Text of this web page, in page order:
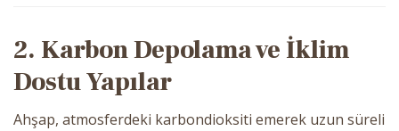
2. Karbon Depolama ve İklim
Dostu Yapılar
Ahşap, atmosferdeki karbondioksiti emerek uzun süreli